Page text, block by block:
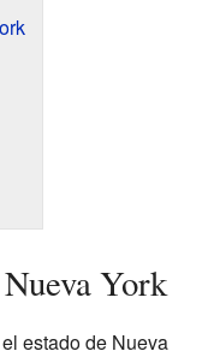
York
estado de Nueva